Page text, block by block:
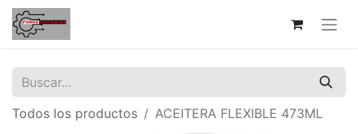
Todos los productos ACEITERA FLEXIBLE 473ML